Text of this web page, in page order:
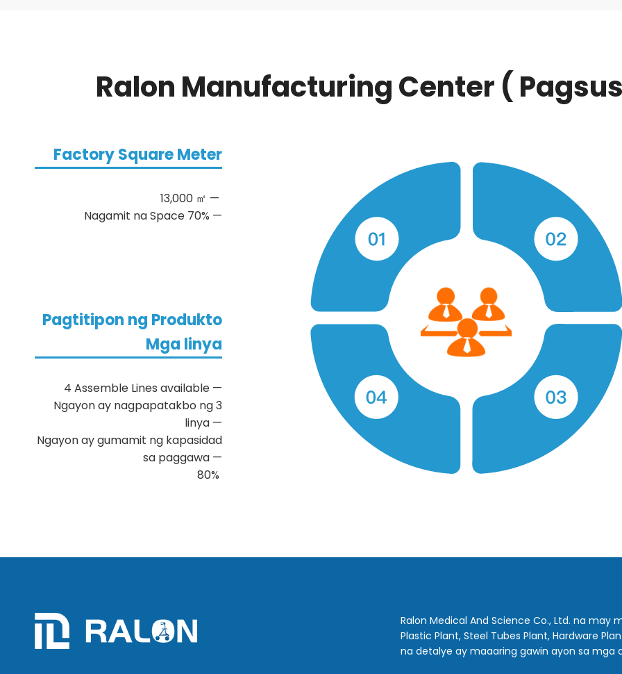
Ralon Manufacturing Center (
Factory Square Meter
13,000 ㎡ —
Nagamit na Space 70% —
Pagtitipon ng Produkto
Mga linya
4 Assemble Lines available —
Ngayon ay nagpapatakbo ng 3
linya —
Ngayon ay gumamit ng kapasidad
sa paggawa —
80%
Ralon Medical And Science Co., Ltd. na
Plastic Plant, Steel Tubes Plant, Hardware
na detalye ay maaaring gawin ayon sa mga